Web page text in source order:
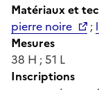
Matériaux et
pierre noire
;
Mesures
38 H ; 51 L
Inscriptions